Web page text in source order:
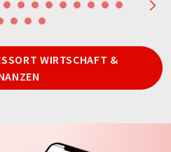
WIRTSCHAFT &